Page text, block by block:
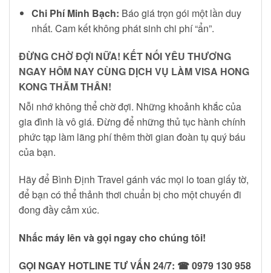
Chi Phí Minh Bạch: Báo giá trọn gói một lần duy
nhất. Cam kết không phát sinh chi phí “ẩn”.
ĐỪNG CHỜ ĐỢI NỮA! KẾT NỐI YÊU THƯƠNG
NGAY HÔM NAY CÙNG DỊCH VỤ LÀM VISA HONG
KONG THĂM THÂN!
Nỗi nhớ không thể chờ đợi. Những khoảnh khắc của
gia đình là vô giá. Đừng để những thủ tục hành chính
phức tạp làm lãng phí thêm thời gian đoàn tụ quý báu
của bạn.
Hãy để Bình Định Travel gánh vác mọi lo toan giấy tờ,
để bạn có thể thảnh thơi chuẩn bị cho một chuyến đi
đong đầy cảm xúc.
Nhấc máy lên và gọi ngay cho chúng tôi!
GỌI NGAY HOTLINE TƯ VẤN 24/7: ☎ 0979 130 958